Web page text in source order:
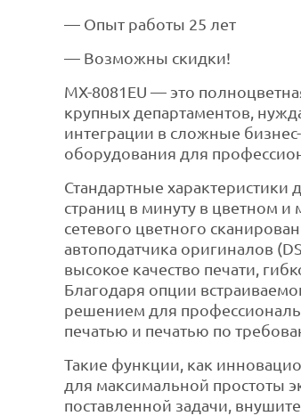
— Опыт работы 25 лет
— Возможны скидки!
MX-8081EU — это
крупных департаментов,
интеграции в сложные
оборудования для
Стандартные характеристики
страниц в минуту в цветном
сетевого цветного
автоподатчика оригиналов
высокое качество печати,
Благодаря опции
решением для
печатью и печатью по
Такие функции, как
для максимальной простоты
поставленной задачи,